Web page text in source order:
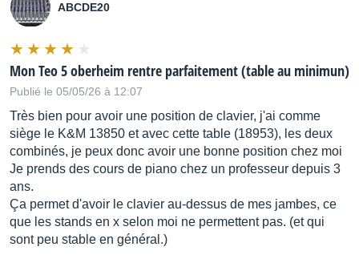
ABCDE20
Mon Teo 5 oberheim rentre parfaitement (table au minimun)
Publié le 05/05/26 à 12:07
Très bien pour avoir une position de clavier, j'ai comme
siège le K&M 13850 et avec cette table (18953), les deux
combinés, je peux donc avoir une bonne position chez moi
Je prends des cours de piano chez un professeur depuis 3
ans.
Ça permet d'avoir le clavier au-dessus de mes jambes, ce
que les stands en x selon moi ne permettent pas. (et qui
sont peu stable en général.)